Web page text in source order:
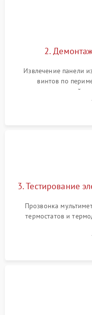
2.
Извлечение панели
винтов по
стеклокерамической
сенсорного блока для
3. Тестирование
Прозвонка
термостатов и
модуля, реле,
индукции). Проверка